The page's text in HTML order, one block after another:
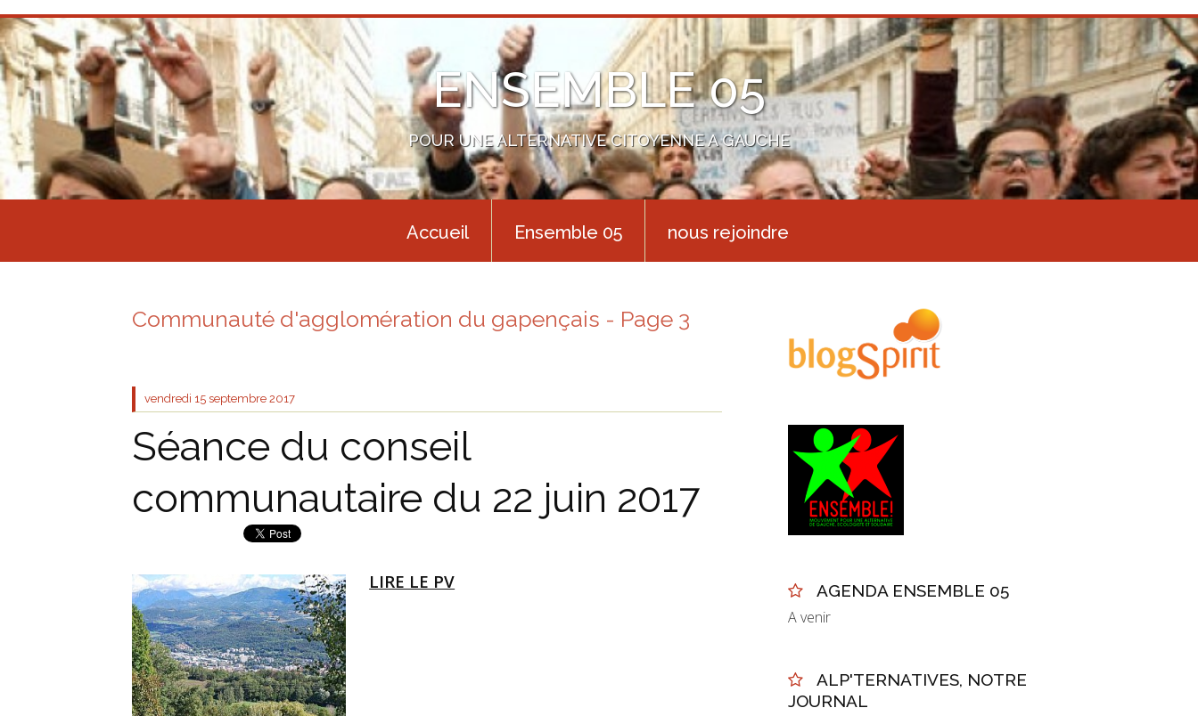
ENSEMBLE 05
POUR UNE ALTERNATIVE CITOYENNE A GAUCHE
Accueil Ensemble 05 nous rejoindre
Communauté d'agglomération du gapençais - Page 3
vendredi 15 septembre 2017
Séance du conseil
communautaire du 22 juin 2017
LIRE LE PV
AGENDA ENSEMBLE 05
A venir
ALP'TERNATIVES, NOTRE
JOURNAL